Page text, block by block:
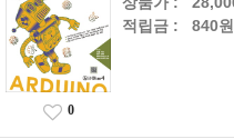
적립금 : 840원
0